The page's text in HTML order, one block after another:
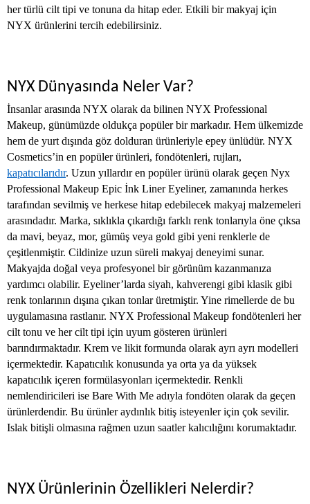
her türlü cilt tipi ve tonuna da hitap eder. Etkili bir makyaj için
NYX ürünlerini tercih edebilirsiniz.
NYX Dünyasında Neler Var?
İnsanlar arasında NYX olarak da bilinen NYX Professional
Makeup, günümüzde oldukça popüler bir markadır. Hem ülkemizde
hem de yurt dışında göz dolduran ürünleriyle epey ünlüdür. NYX
Cosmetics’in en popüler ürünleri, fondötenleri, rujları,
kapatıcılarıdır. Uzun yıllardır en popüler ürünü olarak geçen Nyx
Professional Makeup Epic İnk Liner Eyeliner, zamanında herkes
tarafından sevilmiş ve herkese hitap edebilecek makyaj malzemeleri
arasındadır. Marka, sıklıkla çıkardığı farklı renk tonlarıyla öne çıksa
da mavi, beyaz, mor, gümüş veya gold gibi yeni renklerle de
çeşitlenmiştir. Cildinize uzun süreli makyaj deneyimi sunar.
Makyajda doğal veya profesyonel bir görünüm kazanmanıza
yardımcı olabilir. Eyeliner’larda siyah, kahverengi gibi klasik gibi
renk tonlarının dışına çıkan tonlar üretmiştir. Yine rimellerde de bu
uygulamasına rastlanır. NYX Professional Makeup fondötenleri her
cilt tonu ve her cilt tipi için uyum gösteren ürünleri
barındırmaktadır. Krem ve likit formunda olarak ayrı ayrı modelleri
içermektedir. Kapatıcılık konusunda ya orta ya da yüksek
kapatıcılık içeren formülasyonları içermektedir. Renkli
nemlendiricileri ise Bare With Me adıyla fondöten olarak da geçen
ürünlerdendir. Bu ürünler aydınlık bitiş isteyenler için çok sevilir.
Islak bitişli olmasına rağmen uzun saatler kalıcılığını korumaktadır.
NYX Ürünlerinin Özellikleri Nelerdir?